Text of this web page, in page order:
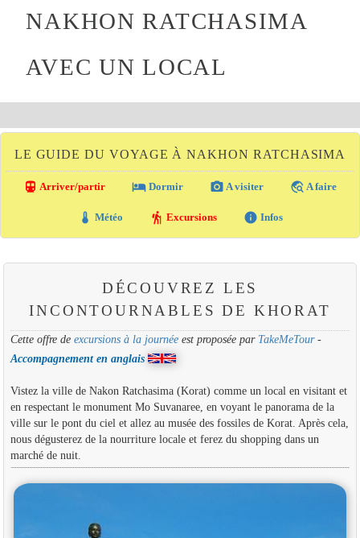
NAKHON RATCHASIMA
AVEC UN LOCAL
LE GUIDE DU VOYAGE À NAKHON RATCHASIMA
directions_transit Arriver/partir local_hotel Dormir photo_camera A visiter travel_explore A faire
thermostat Météo hiking Excursions info Infos
DÉCOUVREZ LES
INCONTOURNABLES DE KHORAT
Cette offre de excursions à la journéeest proposée par TakeMeTour-
Accompagnement en anglais
Vistez la ville de Nakon Ratchasima (Korat) comme un local en visitant et
en respectant le monument Mo Suvanaree, en voyant le panorama de la
ville sur le pont du ciel et allez au musée des fossiles de Korat. Après cela,
nous dégusterez de la nourriture locale et ferez du shopping dans un
marché de nuit.